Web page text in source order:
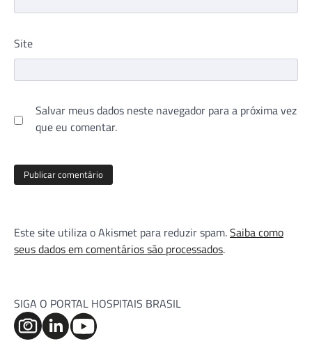
Site
Salvar meus dados neste navegador para a próxima vez
que eu comentar.
Este site utiliza o Akismet para reduzir spam.Saiba como
seus dados em comentários são processados.
SIGA O PORTAL HOSPITAIS BRASIL